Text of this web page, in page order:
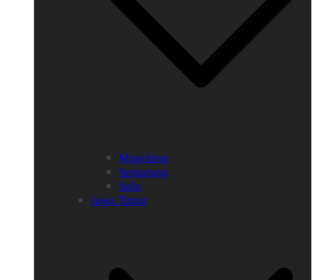
Magelang
Semarang
Solo
Jawa Timur